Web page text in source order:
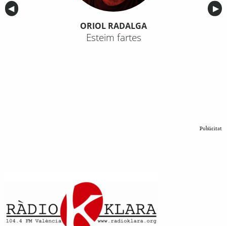
Anterior
◀︎ ▶︎
ORIOL RADALGA
Esteim fartes
Publicitat